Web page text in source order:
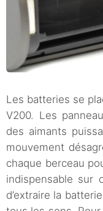
Les batteries se
V200. Les
des aimants
mouvement
chaque berceau
indispensable sur
d’extraire la